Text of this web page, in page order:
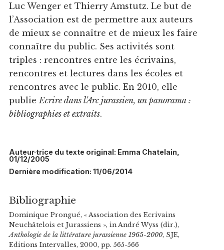
Luc Wenger et Thierry Amstutz. Le but de
l’Association est de permettre aux auteurs
de mieux se connaître et de mieux les faire
connaître du public. Ses activités sont
triples : rencontres entre les écrivains,
rencontres et lectures dans les écoles et
rencontres avec le public. En 2010, elle
publie Ecrire dans l'Arc jurassien, un panorama :
bibliographies et extraits.
Auteur·trice du texte original: Emma Chatelain,
01/12/2005
Dernière modification: 11/06/2014
Bibliographie
Dominique Prongué, « Association des Ecrivains
Neuchâtelois et Jurassiens », in André Wyss (dir.),
Anthologie de la littérature jurassienne 1965-2000, SJE,
Editions Intervalles, 2000, pp. 565-566